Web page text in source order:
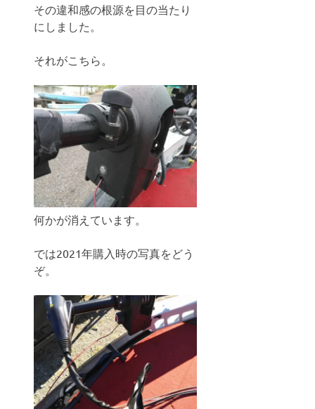
その違和感の根源を目の当たり
にしました。
それがこちら。
何かが消えています。
では2021年購入時の写真をどう
ぞ。